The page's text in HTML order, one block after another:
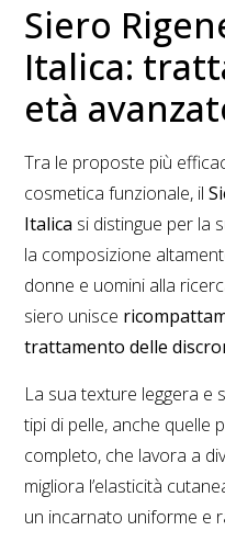
Siero
Italica:
età
Tra le proposte più
cosmetica funzionale, il
Italica si distingue per la
la composizione
donne e uomini alla
siero unisce
trattamento delle
La sua texture leggera e
tipi di pelle, anche quelle
completo, che lavora a
migliora l’elasticità
un incarnato uniforme e